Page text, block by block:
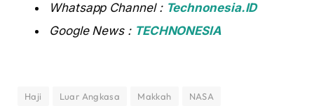
Whatsapp Channel : Technonesia.ID
Google News : TECHNONESIA
Haji Luar Angkasa Makkah
NASA